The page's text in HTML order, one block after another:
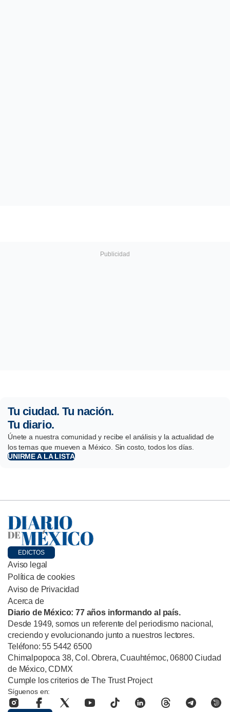
Tu ciudad. Tu nación.
Tu diario.
Únete a nuestra comunidad y recibe el análisis y la actualidad de
los temas que mueven a México. Sin costo, todos los días.
UNIRME A LA LISTA
EDICTOS
Aviso legal
Política de cookies
Aviso de Privacidad
Acerca de
Diario de México: 77 años informando al país.
Desde 1949, somos un referente del periodismo nacional,
creciendo y evolucionando junto a nuestros lectores.
Teléfono: 55 5442 6500
Chimalpopoca 38, Col. Obrera, Cuauhtémoc, 06800 Ciudad
de México, CDMX
Cumple los criterios de The Trust Project
Síguenos en: